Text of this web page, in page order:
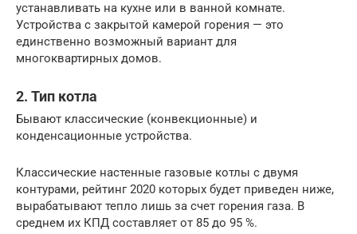
устанавливать на кухне или в ванной комнате.
Устройства с закрытой камерой горения — это
единственно возможный вариант для
многоквартирных домов.
2. Тип котла
Бывают классические (конвекционные) и
конденсационные устройства.
Классические настенные газовые котлы с двумя
контурами, рейтинг 2020 которых будет приведен ниже,
вырабатывают тепло лишь за счет горения газа. В
среднем их КПД составляет от 85 до 95 %.